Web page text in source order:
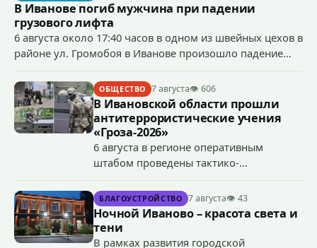
В Иванове погиб мужчина при падении
грузового лифта
6 августа около 17:40 часов в одном из швейных цехов в
районе ул. Громобоя в Иванове произошло падение
ОБЩЕСТВО 7 августа👁 606
В Ивановской области прошли
антитеррористические учения
«Гроза-2026»
6 августа в регионе оперативным
штабом проведены тактико-
террористического акта на объекте
органов государственной власти.
«Гроза-2026».
БЛАГОУСТРОЙСТВО 7 августа👁 43
Ночной Иваново – красота света и
тени
В рамках развития городской